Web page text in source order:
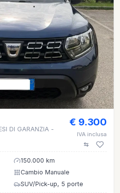
DI GARANZIA -
€ 9.300
IVA inclusa
150.000 km
Cambio Manuale
SUV/Pick-up, 5 porte